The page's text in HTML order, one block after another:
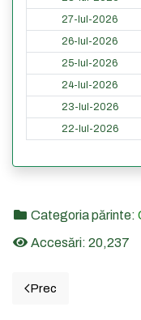
27-Iul-2026
26-Iul-2026
25-Iul-2026
24-Iul-2026
23-Iul-2026
22-Iul-2026
Categoria părinte:
Accesări: 20,237
Articol precedent:
Prec